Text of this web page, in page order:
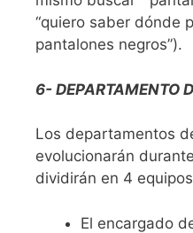
“quiero saber dónde
pantalones negros”).
6- DEPARTAMENTO
Los departamentos
evolucionarán
dividirán en 4
El encargado